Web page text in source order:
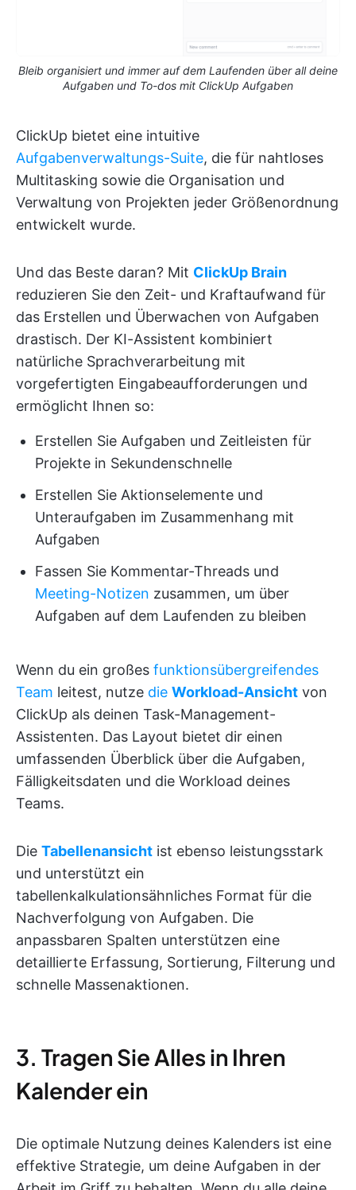
Bleib organisiert und immer auf dem Laufenden über all deine
Aufgaben und To-dos mit ClickUp Aufgaben
ClickUp bietet eine intuitive
Aufgabenverwaltungs-Suite, die für nahtloses
Multitasking sowie die Organisation und
Verwaltung von Projekten jeder Größenordnung
entwickelt wurde.
Und das Beste daran? Mit ClickUp Brain
reduzieren Sie den Zeit- und Kraftaufwand für
das Erstellen und Überwachen von Aufgaben
drastisch. Der KI-Assistent kombiniert
natürliche Sprachverarbeitung mit
vorgefertigten Eingabeaufforderungen und
ermöglicht Ihnen so:
Erstellen Sie Aufgaben und Zeitleisten für
Projekte in Sekundenschnelle
Erstellen Sie Aktionselemente und
Unteraufgaben im Zusammenhang mit
Aufgaben
Fassen Sie Kommentar-Threads und
Meeting-Notizen zusammen, um über
Aufgaben auf dem Laufenden zu bleiben
Wenn du ein großes funktionsübergreifendes
Team leitest, nutze die Workload-Ansicht von
ClickUp als deinen Task-Management-
Assistenten. Das Layout bietet dir einen
umfassenden Überblick über die Aufgaben,
Fälligkeitsdaten und die Workload deines
Teams.
Die Tabellenansicht ist ebenso leistungsstark
und unterstützt ein
tabellenkalkulationsähnliches Format für die
Nachverfolgung von Aufgaben. Die
anpassbaren Spalten unterstützen eine
detaillierte Erfassung, Sortierung, Filterung und
schnelle Massenaktionen.
3. Tragen Sie Alles in Ihren
Kalender ein
Die optimale Nutzung deines Kalenders ist eine
effektive Strategie, um deine Aufgaben in der